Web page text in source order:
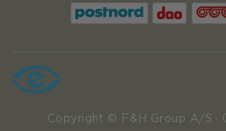
Copyright © F&H Group A/S ·